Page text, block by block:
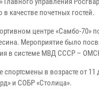
качестве почетных гостей.
центре «Самбо-70»
Мероприятие было
в системе МВД СССР –
в возрасте от 11
и СОБР «Столица».